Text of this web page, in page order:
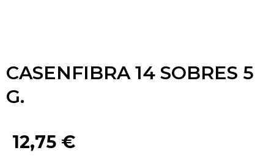
CASENFIBRA 14 SOBRES 5
G.
12,75 €